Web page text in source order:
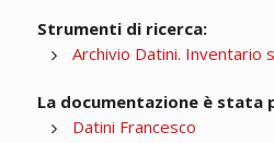
Strumenti di ricerca:
Archivio Datini. Inventario
La documentazione è
Datini Francesco